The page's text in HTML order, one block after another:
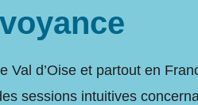
Val d’Oise et partout en
sessions intuitives